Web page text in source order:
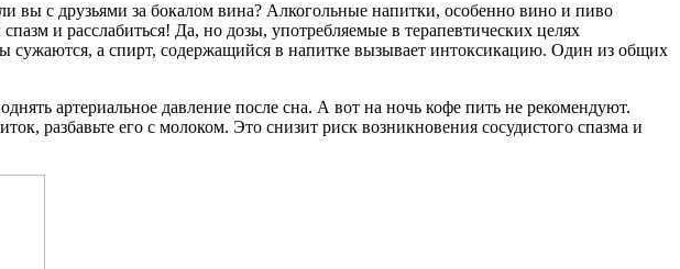
вы с друзьями за бокалом вина? Алкогольные напитки, особенно вино и пиво
и расслабиться! Да, но дозы, употребляемые в терапевтических целях
сужаются, а спирт, содержащийся в напитке вызывает интоксикацию. Один из общих
артериальное давление после сна. А вот на ночь кофе пить не рекомендуют.
разбавьте его с молоком. Это снизит риск возникновения сосудистого спазма и